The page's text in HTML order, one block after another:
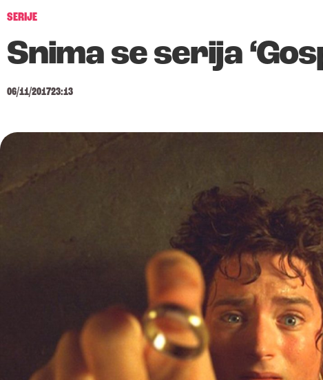
SERIJE
Snima se serija
06/11/201723:13